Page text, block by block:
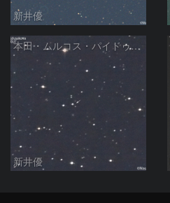
新井優
本田・ムルコス・パイドゥシャーコヴァー彗星 (45P )の予報位置 ：2023/02/27
新井優